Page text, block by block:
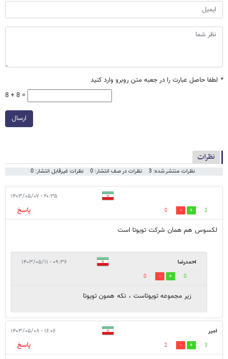
* لطفا حاصل عبارت را در جعبه متن روبرو وارد کنید
8 + 8 =
ارسال
نظرات
نظرات منتشر شده: 3 نظرات در صف انتشار: 0 نظرات غیرقابل انتشار: 0
۲۰:۳۵ - ۱۴۰۳/۰۵/۰۷
2
0
پاسخ
لکسوس هم همان شرکت تویوتا است
احمدرضا ۰۹:۳۶ - ۱۴۰۳/۰۵/۱۱
0
0
زیر مجموعه تویوتاست ، نکه همون تویوتا
امیر ۱۶:۰۶ - ۱۴۰۳/۰۵/۰۸
3
2
پاسخ